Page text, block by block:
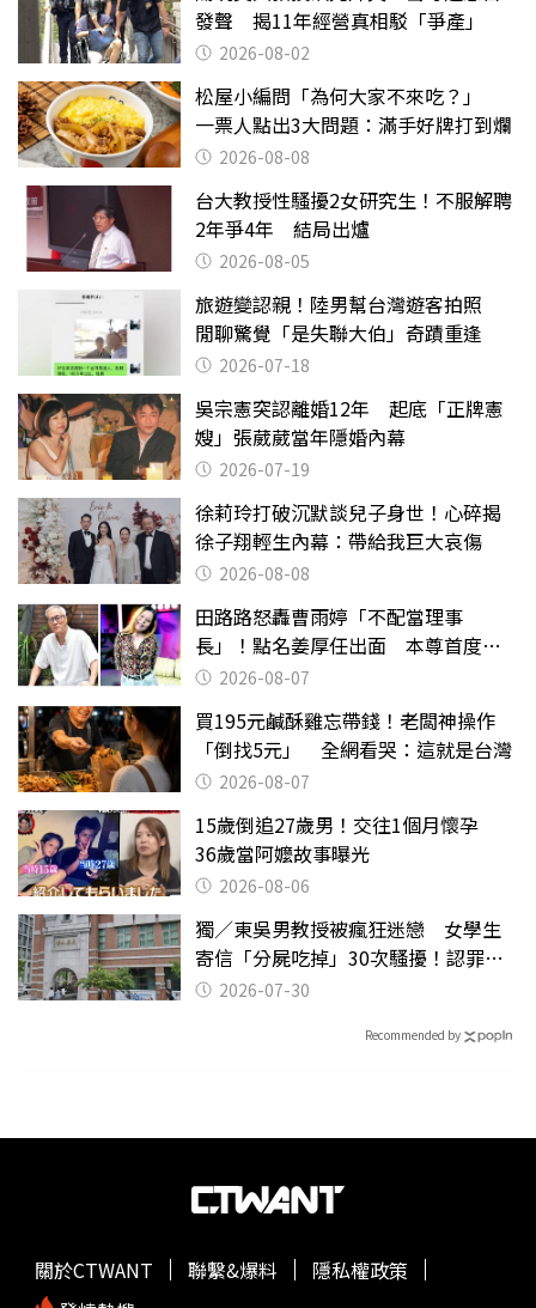
發聲 揭11年經營真相駁「爭產」
2026-08-02
松屋小編問「為何大家不來吃？」
一票人點出3大問題：滿手好牌打到爛
2026-08-08
台大教授性騷擾2女研究生！不服解聘
2年爭4年 結局出爐
2026-08-05
旅遊變認親！陸男幫台灣遊客拍照
閒聊驚覺「是失聯大伯」奇蹟重逢
2026-07-18
吳宗憲突認離婚12年 起底「正牌憲
嫂」張葳葳當年隱婚內幕
2026-07-19
徐莉玲打破沉默談兒子身世！心碎揭
徐子翔輕生內幕：帶給我巨大哀傷
2026-08-08
田路路怒轟曹雨婷「不配當理事
長」！點名姜厚任出面 本尊首度回
應了2026-08-07
買195元鹹酥雞忘帶錢！老闆神操作
「倒找5元」 全網看哭：這就是台灣
2026-08-07
15歲倒追27歲男！交往1個月懷孕
36歲當阿嬤故事曝光
2026-08-06
獨／東吳男教授被瘋狂迷戀 女學生
寄信「分屍吃掉」30次騷擾！認罪免
關 2026-07-30
Recommended by
關於CTWANT 聯繫&爆料
隱私權政策